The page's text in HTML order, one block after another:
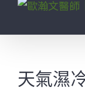
天氣濕